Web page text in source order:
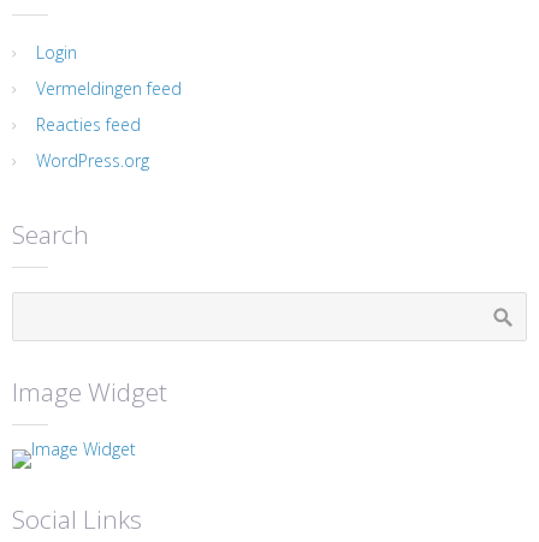
Login
Vermeldingen feed
Reacties feed
WordPress.org
Search
Image Widget
Social Links